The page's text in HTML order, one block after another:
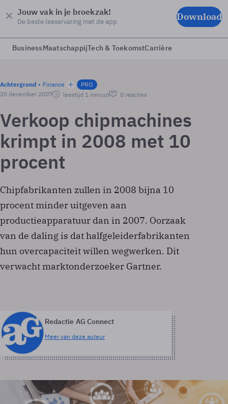
Jouw vak in je broekzak!
De beste leeservaring met de app Download
BusinessMaatschappijTech & ToekomstCarrière
Achtergrond Finance
PRO
20 december 2007
leestijd 1 minuut 0 reacties
Verkoop chipmachines
krimpt in 2008 met 10
procent
Chipfabrikanten zullen in 2008 bijna 10
procent minder uitgeven aan
productieapparatuur dan in 2007. Oorzaak
van de daling is dat halfgeleiderfabrikanten
hun overcapaciteit willen wegwerken. Dit
verwacht marktonderzoeker Gartner.
Redactie AG Connect
Meer van deze auteur